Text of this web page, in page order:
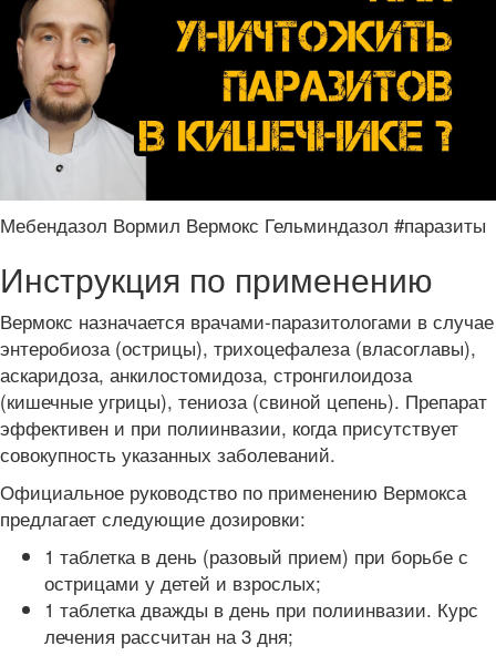
Мебендазол Вормил Вермокс Гельминдазол #паразиты
Инструкция по применению
Вермокс назначается врачами-паразитологами в случае
энтеробиоза (острицы), трихоцефалеза (власоглавы),
аскаридоза, анкилостомидоза, стронгилоидоза
(кишечные угрицы), тениоза (свиной цепень). Препарат
эффективен и при полиинвазии, когда присутствует
совокупность указанных заболеваний.
Официальное руководство по применению Вермокса
предлагает следующие дозировки:
1 таблетка в день (разовый прием) при борьбе с
острицами у детей и взрослых;
1 таблетка дважды в день при полиинвазии. Курс
лечения рассчитан на 3 дня;